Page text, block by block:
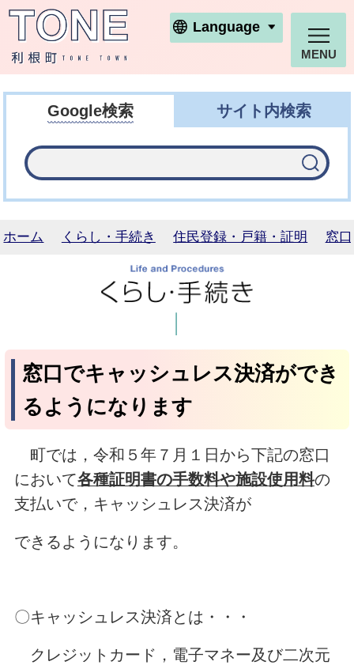
利根町ホームページ
Language
MENU
Google検索 サイト内検索
ホーム くらし・手続き 住民登録・戸籍・証明 窓
窓口でキャッシュレス決済ができ
るようになります
町では，令和５年７月１日から下記の窓口
において各種証明書の手数料や施設使用料の
支払いで，キャッシュレス決済が
できるようになります。
〇キャッシュレス決済とは・・・
クレジットカード，電子マネー及び二次元